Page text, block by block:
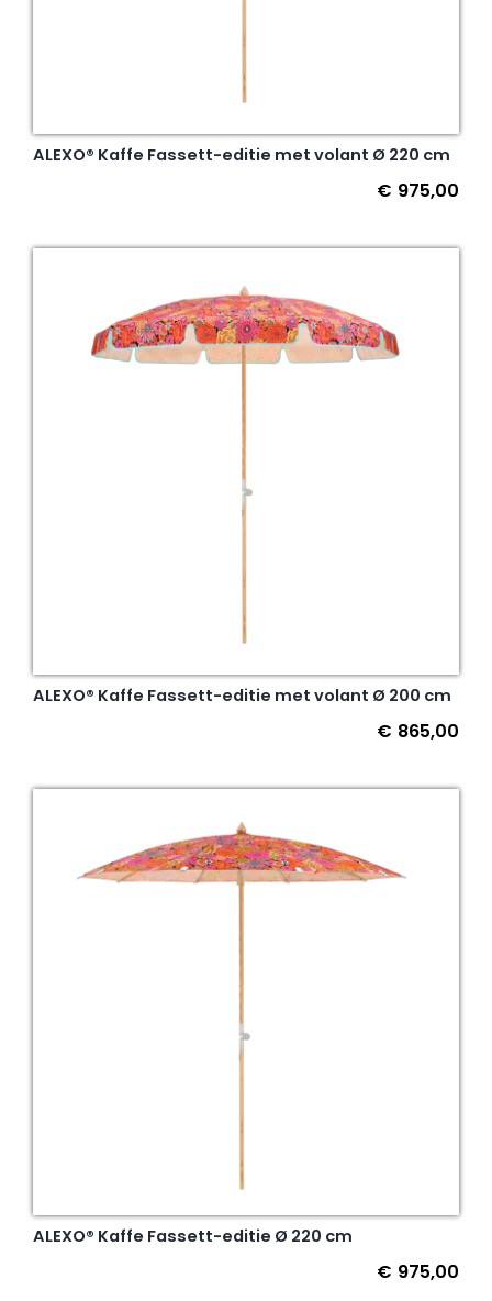
ALEXO® Kaffe Fassett-editie met volant Ø 220 cm
€ 975,00
ALEXO® Kaffe Fassett-editie met volant Ø 200 cm
€ 865,00
ALEXO® Kaffe Fassett-editie Ø 220 cm
€ 975,00